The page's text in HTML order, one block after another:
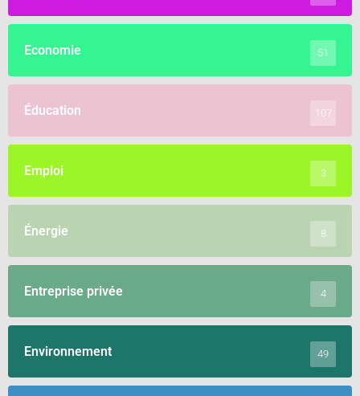
Economie 51
Éducation 107
Emploi 3
Énergie 8
Entreprise privée 4
Environnement 49